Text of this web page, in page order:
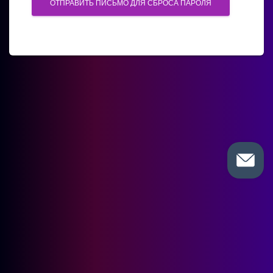
ОТПРАВИТЬ ПИСЬМО ДЛЯ СБРОСА ПАРОЛЯ